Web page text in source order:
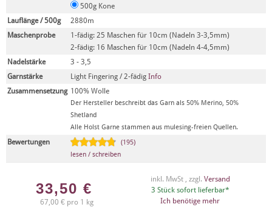
500g Kone
Lauflänge / 500g
2880m
Maschenprobe
1-fädig: 25 Maschen für 10cm (Nadeln 3-3,5mm)
2-fädig: 16 Maschen für 10cm (Nadeln 4-4,5mm)
Nadelstärke
3 - 3,5
Garnstärke
Light Fingering / 2-fädig Info
Zusammensetzung 100% Wolle
Der Hersteller beschreibt das Garn als 50% Merino, 50%
Shetland
Alle Holst Garne stammen aus mulesing-freien Quellen.
Bewertungen
(195)
lesen / schreiben
33,50 €
67,00 € pro 1 kg
inkl. MwSt , zzgl. Versand
3 Stück sofort lieferbar*
Ich benötige mehr